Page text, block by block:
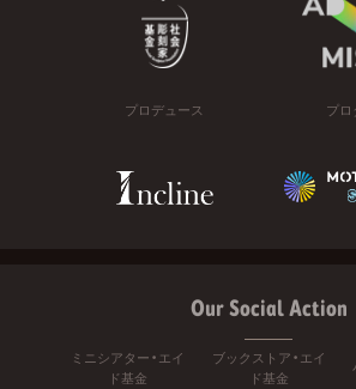
プロデュース プ
Our Social Action
ミニシアター・エイ
ド基金
ブックストア・エイ
ド基金